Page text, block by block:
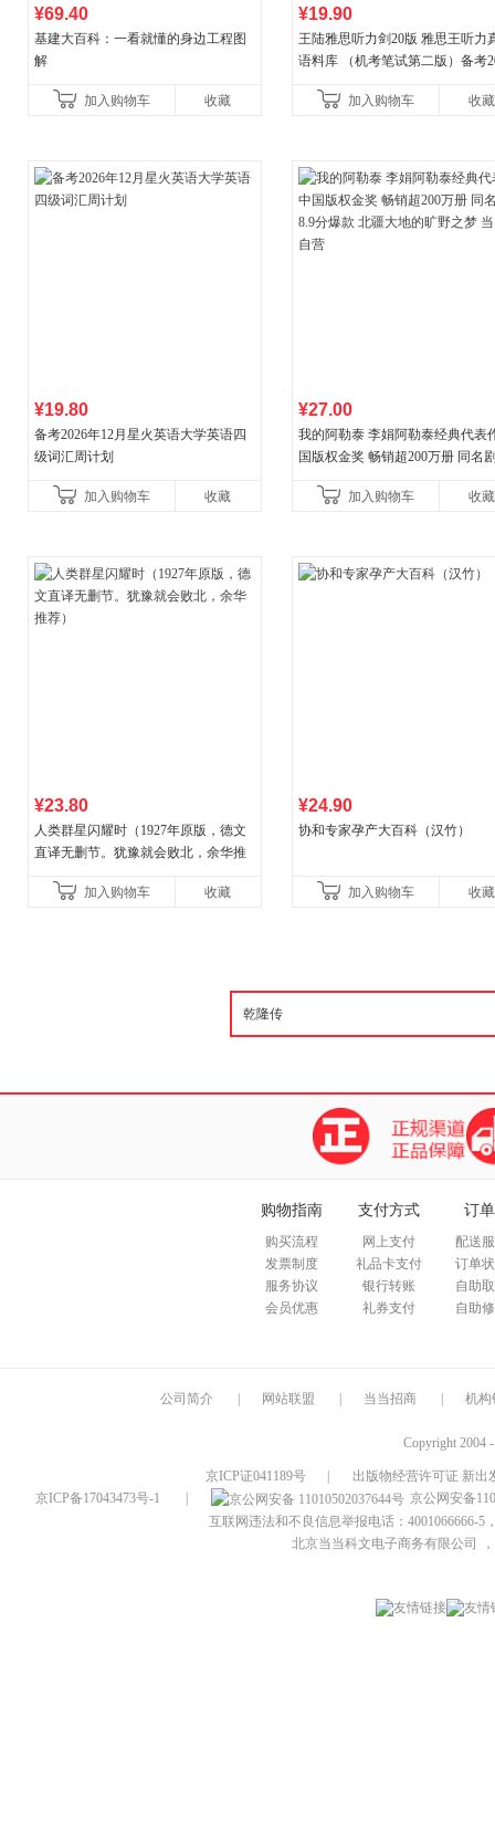
¥69.40
基建大百科：一看就懂的身边工程图
解
加入购物车 收藏
¥19.90
王陆雅思听力剑20版 雅思王听力
语料库 （机考笔试第二版）备考
新增在
加入购物车 收藏
¥19.80
备考2026年12月星火英语大学英语四
级词汇周计划
加入购物车 收藏
¥27.00
我的阿勒泰 李娟阿勒泰经典代表
国版权金奖 畅销超200万册 同名
加入购物车
收藏
¥23.80
人类群星闪耀时（1927年原版，德文
直译无删节。犹豫就会败北，余华推
加入购物车
收藏
¥24.90
协和专家孕产大百科（汉竹）
加入购物车 收藏
购物指南
购买流程
发票制度
服务协议
会员优惠
支付方式
网上支付
礼品卡支付
银行转账
礼券支付
订
配送
订单
自助
自助
公司简介 网站联盟 当当招商 机构
Copyright 2004
京ICP证041189号
出版物经营许可证 新出
京ICP备17043473号-1
京公网安备
互联网违法和不良信息举报电话：4001066666-5
北京当当科文电子商务有限公司